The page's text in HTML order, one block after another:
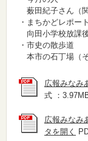
薮田紀子さん（関
・まちかどレポート
向田小学校放課
・市史の散歩道
本市の石丁場（そ
広報みなみ
式 ：
広報みなみ
タを開く